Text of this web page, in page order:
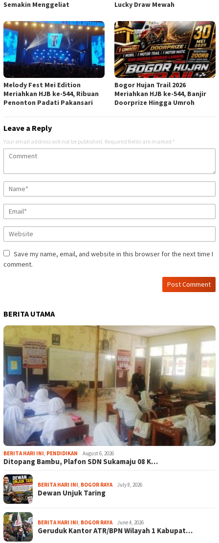
Semakin Menggeliat
Lucky Draw Mewah
Melody Fest Mei Edition
Meriahkan HJB ke-544, Ribuan
Penonton Padati Pakansari
Bogor Hujan Trail 2026
Meriahkan HJB ke-544, Banjir
Doorprize Hingga Umroh
Leave a Reply
Your email address will not be published. Required fields are marked *
Save my name, email, and website in this browser for the next time I
comment.
BERITA UTAMA
BERITA HARI INI, PENDIDIKAN August 6, 2026
Ditopang Bambu, Plafon SDN Sukamaju 08 K…
BERITA HARI INI, BOGOR RAYA July 8, 2026
Dewan Unjuk Taring
BERITA HARI INI, BOGOR RAYA June 4, 2026
Geruduk Kantor ATR/BPN Wilayah 1 Kabupat…